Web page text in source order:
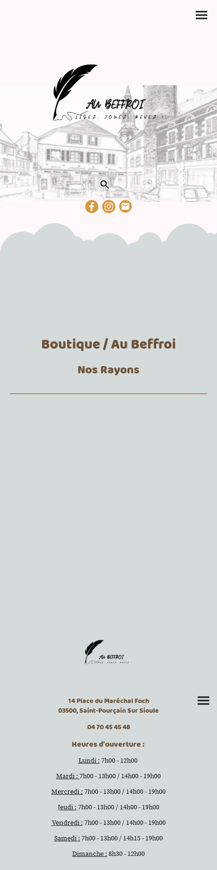
Boutique / Au Beffroi
Nos Rayons
14 Place du Maréchal Foch
03500, Saint-Pourçain Sur Sioule
04 70 45 45 48
Heures d'ouverture :
Lundi : 7h00 - 12h00
Mardi : 7h00 - 13h00 / 14h00 - 19h00
Mercredi : 7h00 - 13h00 / 14h00 - 19h00
Jeudi : 7h00 - 13h00 / 14h00 - 19h00
Vendredi : 7h00 - 13h00 / 14h00 - 19h00
Samedi : 7h00 - 13h00 / 14h15 - 19h00
Dimanche : 8h30 - 12h00